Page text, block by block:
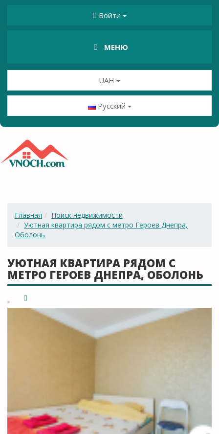
Войти
МЕНЮ
UAH
Русский
Главная
Поиск недвижимости
Уютная квартира рядом с метро Героев Днепра,
Оболонь
УЮТНАЯ КВАРТИРА РЯДОМ С
МЕТРО ГЕРОЕВ ДНЕПРА, ОБОЛОНЬ